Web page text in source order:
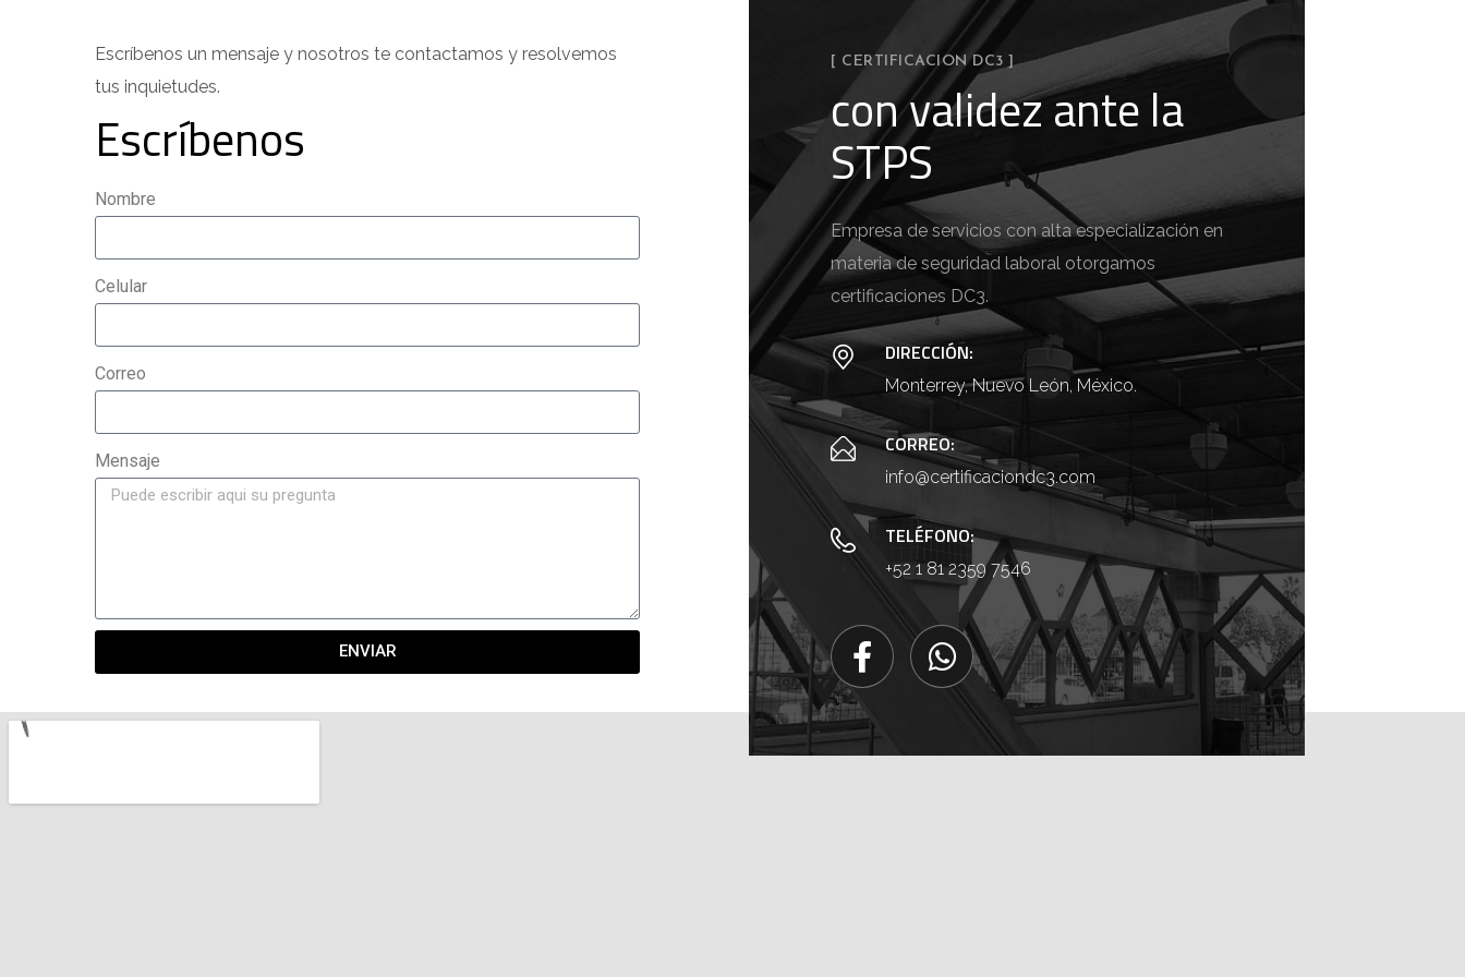
Escríbenos un mensaje y nosotros te contactamos y resolvemos
tus inquietudes.
Escríbenos
Nombre
Celular
Correo
Mensaje
ENVIAR
[ CERTIFICACION DC3 ]
con validez ante la
STPS
Empresa de servicios con alta especialización en
materia de seguridad laboral otorgamos
certificaciones DC3.
DIRECCIÓN:
Monterrey, Nuevo León, México.
CORREO:
info@certificaciondc3.com
TELÉFONO:
+52 1 81 2359 7546